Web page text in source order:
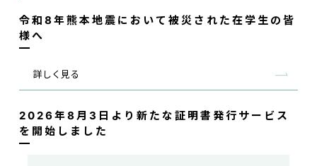
令和8年熊本地震において被災された在学生の皆
様へ
詳しく見る
2026年8月3日より新たな証明書発行サービス
を開始しました